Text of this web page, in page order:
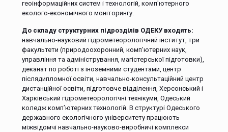
геоінформаційних систем і технологій, комп'ютерного
еколого-економічного моніторингу.
До складу структурних підрозділів ОДЕКУ входять:
навчально-науковий гідрометеорологічний інститут, три
факультети (природоохоронний, комп’ютерних наук,
управління та адміністрування, магістерської підготовки),
деканат по роботі з іноземними студентами, центр
післядипломної освіти, навчально-консультаційний центр
дистанційної освіти, підготовче відділення, Херсонський і
Харківський гідрометеорологічні технікуми, Одеський
коледж комп’ютерних технологій. В структурі Одеського
державного екологічного університету працюють
міжвідомчі навчально-науково-виробничі комплекси